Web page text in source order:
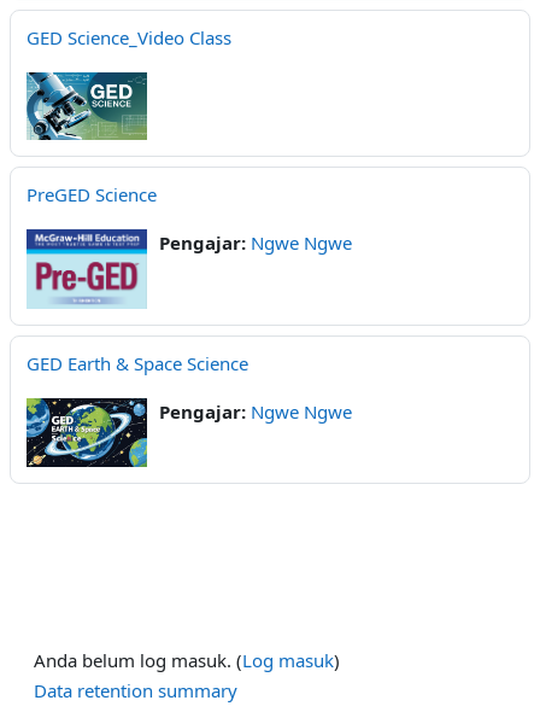
GED Science_Video Class
PreGED Science
Pengajar: Ngwe Ngwe
GED Earth & Space Science
Pengajar: Ngwe Ngwe
Anda belum log masuk. (Log masuk)
Data retention summary